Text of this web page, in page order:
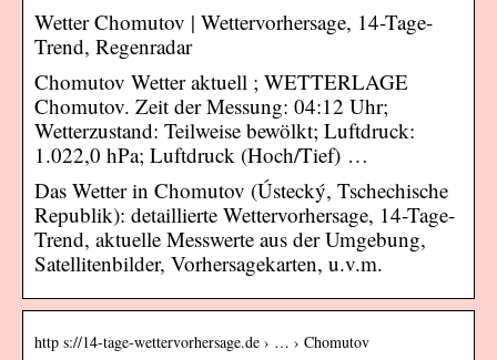
Wetter Chomutov | Wettervorhersage, 14-Tage-
Trend, Regenradar
Chomutov Wetter aktuell ; WETTERLAGE
Chomutov. Zeit der Messung: 04:12 Uhr;
Wetterzustand: Teilweise bewölkt; Luftdruck:
1.022,0 hPa; Luftdruck (Hoch/Tief) …
Das Wetter in Chomutov (Ústecký, Tschechische
Republik): detaillierte Wettervorhersage, 14-Tage-
Trend, aktuelle Messwerte aus der Umgebung,
Satellitenbilder, Vorhersagekarten, u.v.m.
http s://14-tage-wettervorhersage.de › … › Chomutov